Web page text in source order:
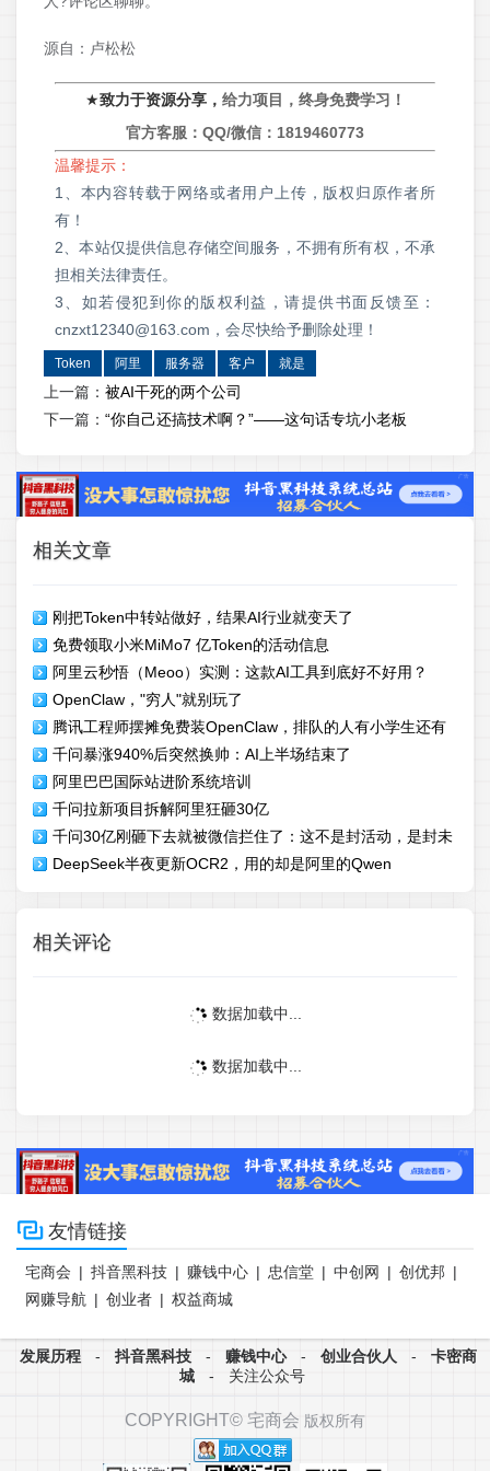
源自：卢松松
★致力于资源分享， 给力项目，终身免费学习！
官方客服：QQ/微信： 1819460773
温馨提示：
1、本内容转载于网络或者用户上传，版权归原作者所
有！
2、本站仅提供信息存储空间服务，不拥有所有权，不承
担相关法律责任。
3、如若侵犯到你的版权利益，请提供书面反馈至：
cnzxt12340@163.com，会尽快给予删除处理！
Token 阿里 服务器 客户 就是
上一篇： 被AI干死的两个公司
下一篇： “你自己还搞技术啊？”——这句话专坑小老板
相关文章
刚把Token中转站做好，结果AI行业就变天了
免费领取小米MiMo7 亿Token的活动信息
阿里云秒悟（Meoo）实测：这款AI工具到底好不好用？
OpenClaw，"穷人"就别玩了
腾讯工程师摆摊免费装OpenClaw，排队的人有小学生还有
大妈
千问暴涨940%后突然换帅：AI上半场结束了
阿里巴巴国际站进阶系统培训
千问拉新项目拆解阿里狂砸30亿
千问30亿刚砸下去就被微信拦住了：这不是封活动，是封未
来
DeepSeek半夜更新OCR2，用的却是阿里的Qwen
相关评论
数据加载中...
数据加载中...
 友情链接
宅商会 | 抖音黑科技 | 赚钱中心 | 忠信堂 | 中创网 | 创优邦 |
网赚导航 | 创业者 | 权益商城
发展历程 - 抖音黑科技 - 赚钱中心 - 创业合伙人 -
卡密商
城
- 关注公众号
COPYRIGHT© 宅商会 版权所有